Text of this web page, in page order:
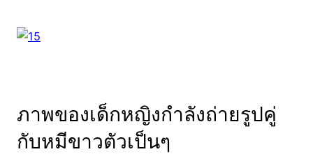
ภาพของเด็กหญิงกำลังถ่ายรูปคู่
กับหมีขาวตัวเป็นๆ